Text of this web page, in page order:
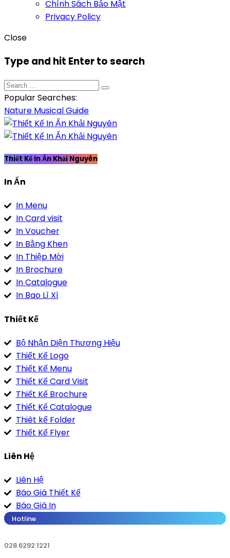
Chính Sách Bảo Mật
Privacy Policy
Close
Type and hit Enter to search
Popular Searches:
Nature MusicalGuide
Thiết Kế In Ấn Khải Nguyên
In Ấn
In Menu
In Card visit
In Voucher
In Bằng Khen
In Thiệp Mời
In Brochure
In Catalogue
In Bao Lì Xì
Thiết Kế
Bộ Nhận Diện Thương Hiệu
Thiết Kế Logo
Thiết Kế Menu
Thiết Kế Card Visit
Thiết Kế Brochure
Thiết Kế Catalogue
Thiêt kế Folder
Thiết Kế Flyer
Liên Hệ
Liên Hệ
Báo Giá Thiết Kế
Báo Giá In
Hotline
028.6292.1221